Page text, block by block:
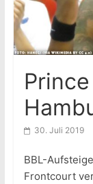
30. Juli 2019
BBL-
Frontcourt